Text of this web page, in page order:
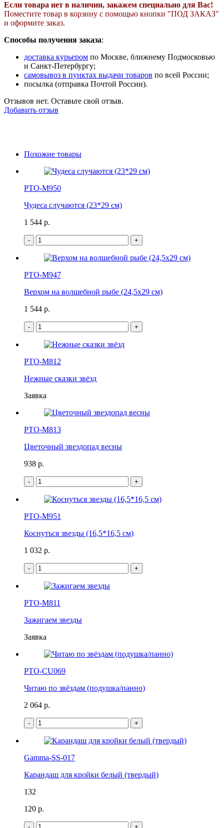
Если товара нет в наличии, закажем специально для Вас!
Поместите товар в корзину с помощью кнопки "ПОД ЗАКАЗ"
и оформите заказ.
Cпособы получения заказа:
доставка курьером по Москве, ближнему Подмосковью
и Санкт-Петербургу;
самовывоз в пунктах выдачи товаров по всей России;
посылка (отправка Почтой России).
Отзывов нет. Оставьте свой отзыв.
Добавить отзыв
Похожие товары
РТО-М950
Чудеса случаются (23*29 см)
1 544 p.
- +
РТО-М947
Верхом на волшебной рыбе (24,5х29 см)
1 544 p.
- +
РТО-М812
Нежные сказки звёзд
Заявка
РТО-М813
Цветочный звездопад весны
938 p.
- +
РТО-М951
Коснуться звезды (16,5*16,5 см)
1 032 p.
- +
РТО-М811
Зажигаем звезды
Заявка
РТО-CU069
Читаю по звёздам (подушка/панно)
2 064 p.
- +
Gamma-SS-017
Карандаш для кройки белый (твердый)
132
120 p.